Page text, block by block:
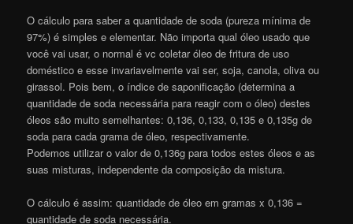
O cálculo para saber a quantidade de soda (pureza mínima de
97%) é simples e elementar. Não importa qual óleo usado que
você vai usar, o normal é vc coletar óleo de fritura de uso
doméstico e esse invariavelmente vai ser, soja, canola, oliva ou
girassol. Pois bem, o índice de saponificação (determina a
quantidade de soda necessária para reagir com o óleo) destes
óleos são muito semelhantes: 0,136, 0,133, 0,135 e 0,135g de
soda para cada grama de óleo, respectivamente.
Podemos utilizar o valor de 0,136g para todos estes óleos e as
suas misturas, independente da composição da mistura.
O cálculo é assim: quantidade de óleo em gramas x 0,136 =
quantidade de soda necessária.